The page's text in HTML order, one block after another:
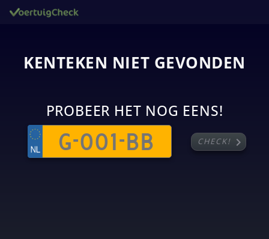
KENTEKEN NIET GEVONDEN
PROBEER HET NOG EENS!
CHECK! chevron_right